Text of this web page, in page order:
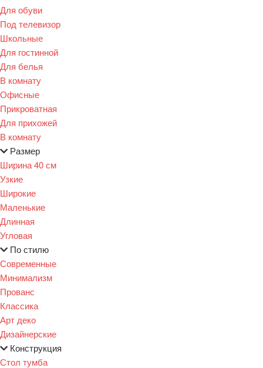
Для обуви
Под телевизор
Школьные
Для гостинной
Для белья
В комнату
Офисные
Прикроватная
Для прихожей
В комнату
Размер
Ширина 40 см
Узкие
Широкие
Маленькие
Длинная
Угловая
По стилю
Современные
Минимализм
Прованс
Классика
Арт деко
Дизайнерские
Конструкция
Стол тумба